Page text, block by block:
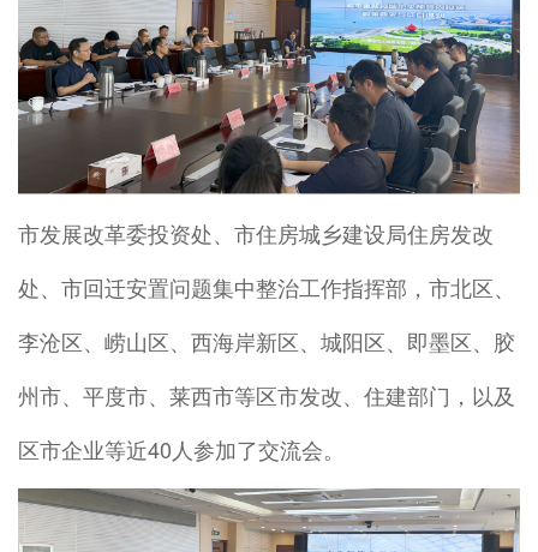
市发展改革委投资处、市住房城乡建设局住房发改
处、市回迁安置问题集中整治工作指挥部，市北区、
李沧区、崂山区、西海岸新区、城阳区、即墨区、胶
州市、平度市、莱西市等区市发改、住建部门，以及
区市企业等近40人参加了交流会。